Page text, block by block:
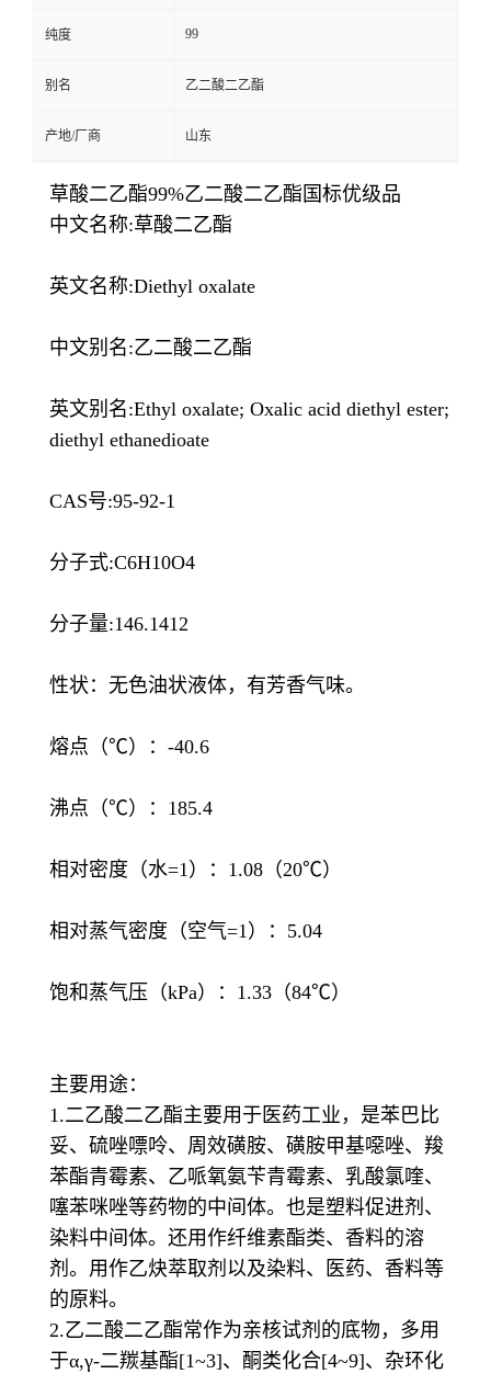
纯度 99
别名 乙二酸二乙酯
产地/厂商 山东
草酸二乙酯99%乙二酸二乙酯国标优级品
中文名称:草酸二乙酯
英文名称:Diethyl oxalate
中文别名:乙二酸二乙酯
英文别名:Ethyl oxalate; Oxalic acid diethyl ester;
diethyl ethanedioate
CAS号:95-92-1
分子式:C6H10O4
分子量:146.1412
性状：无色油状液体，有芳香气味。
熔点（℃）：-40.6
沸点（℃）：185.4
相对密度（水=1）：1.08（20℃）
相对蒸气密度（空气=1）：5.04
饱和蒸气压（kPa）：1.33（84℃）
主要用途：
1.二乙酸二乙酯主要用于医药工业，是苯巴比
妥、硫唑嘌呤、周效磺胺、磺胺甲基噁唑、羧
苯酯青霉素、乙哌氧氨苄青霉素、乳酸氯喹、
噻苯咪唑等药物的中间体。也是塑料促进剂、
染料中间体。还用作纤维素酯类、香料的溶
剂。用作乙炔萃取剂以及染料、医药、香料等
的原料。
2.乙二酸二乙酯常作为亲核试剂的底物，多用
于α,γ-二羰基酯[1~3]、酮类化合[4~9]、杂环化